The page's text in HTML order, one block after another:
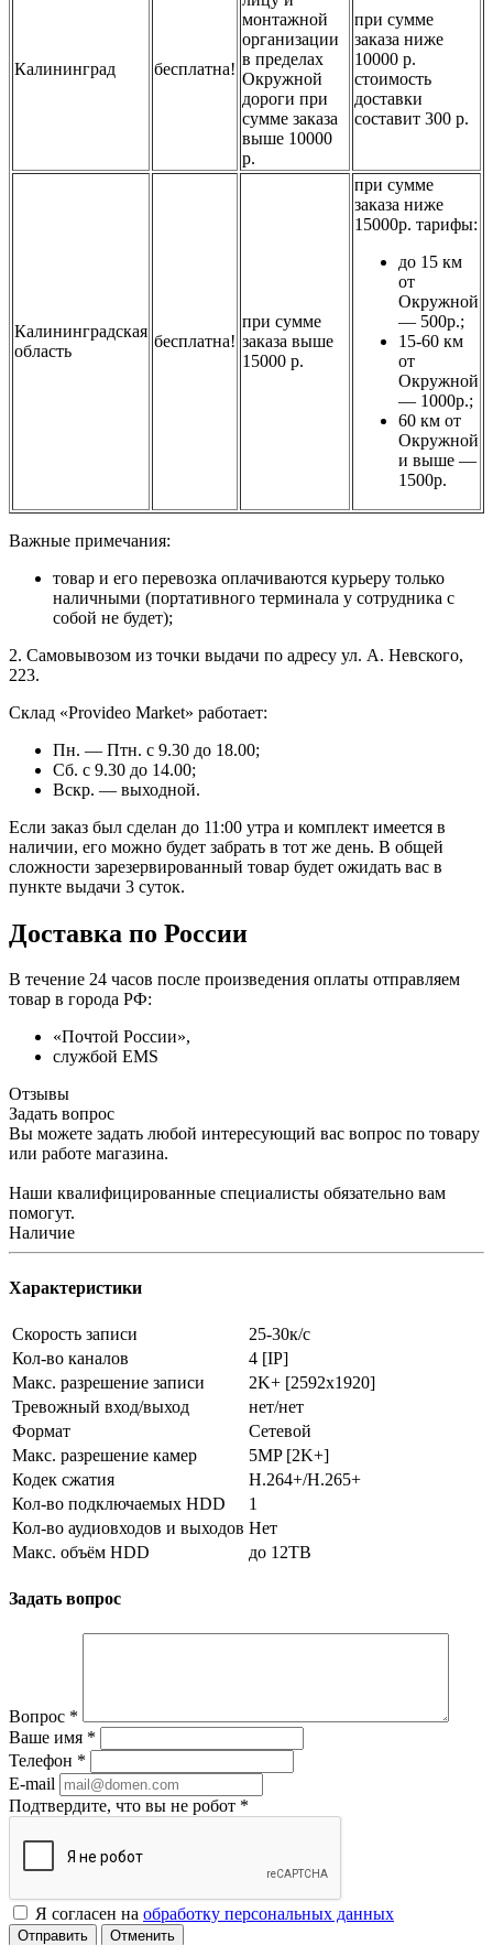
Калининград бесплатна!
монтажной
организации
в пределах
Окружной
дороги при
сумме заказа
выше 10000
р.
при сумме
заказа ниже
10000 р.
стоимость
доставки
составит 300 р.
Калининградская
область
бесплатна!
при сумме
заказа выше
15000 р.
при сумме
заказа ниже
15000р. тарифы:
до 15 км
от
Окружной
— 500р.;
15-60 км
от
Окружной
— 1000р.;
60 км от
Окружной
и выше —
1500р.
Важные примечания:
товар и его перевозка оплачиваются курьеру только
наличными (портативного терминала у сотрудника с
собой не будет);
2. Самовывозом из точки выдачи по адресу ул. А. Невского,
223.
Склад «Provideo Market» работает:
Пн. — Птн. с 9.30 до 18.00;
Сб. с 9.30 до 14.00;
Вскр. — выходной.
Если заказ был сделан до 11:00 утра и комплект имеется в
наличии, его можно будет забрать в тот же день. В общей
сложности зарезервированный товар будет ожидать вас в
пункте выдачи 3 суток.
Доставка по России
В течение 24 часов после произведения оплаты отправляем
товар в города РФ:
«Почтой России»,
службой EMS
Отзывы
Задать вопрос
Вы можете задать любой интересующий вас вопрос по товару
или работе магазина.
Наши квалифицированные специалисты обязательно вам
помогут.
Наличие
Характеристики
Скорость записи
25-30к/с
Кол-во каналов
4 [IP]
Макс. разрешение записи
2K+ [2592х1920]
Тревожный вход/выход
нет/нет
Формат
Сетевой
Макс. разрешение камер
5MP [2K+]
Кодек сжатия
H.264+/H.265+
Кол-во подключаемых HDD
1
Кол-во аудиовходов и выходов Нет
Макс. объём HDD
до 12TB
Задать вопрос
Вопрос *
Ваше имя *
Телефон *
E-mail
Подтвердите, что вы не робот *
Я согласен на обработку персональных данных
Отменить